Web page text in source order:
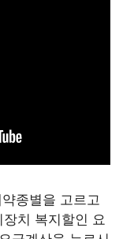
종별을 고르고
치 복지할인 요